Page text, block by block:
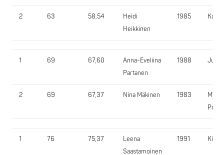
2 63 58,54
Heidi
Heikkinen
1985 KajKu
1 69 67,60
Anna-Eveliina
Partanen
1988 JuPu
2 69 67,37 Nina Mäkinen 1983
MY-
1 76 75,37
Leena
Saastamoinen
1991 KiurU